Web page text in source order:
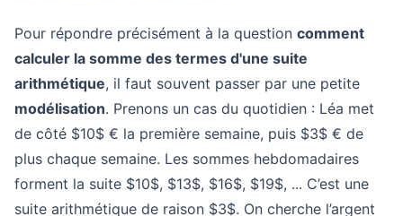
Pour répondre précisément à la question comment
calculer la somme des termes d'une suite
arithmétique, il faut souvent passer par une petite
modélisation. Prenons un cas du quotidien : Léa met
de côté $10$ € la première semaine, puis $3$ € de
plus chaque semaine. Les sommes hebdomadaires
forment la suite $10$, $13$, $16$, $19$, ... C’est une
suite arithmétique de raison $3$. On cherche l’argent